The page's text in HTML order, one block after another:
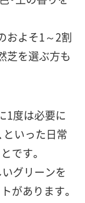
およそ1～2割
芝を選ぶ方も
1度は必要に
といった日常
です。
いグリーンを
があります。